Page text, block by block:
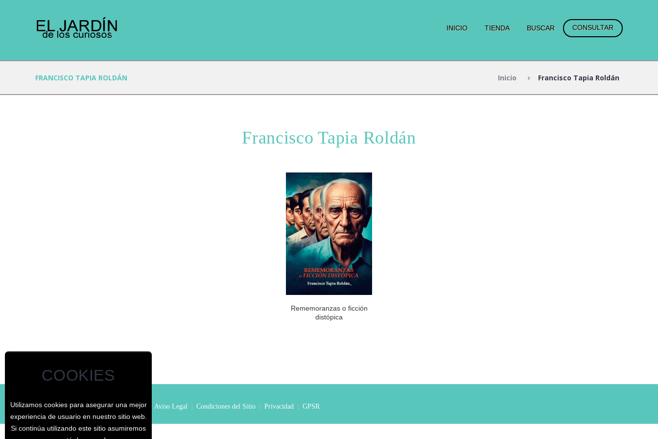
COOKIES
Utilizamos cookies para asegurar una mejor
experiencia de usuario en nuestro sitio web.
Si continúa utilizando este sitio asumiremos
INICIO TIENDA BUSCAR CONSULTAR
FRANCISCO TAPIA ROLDÁN Inicio Francisco Tapia Roldán
Francisco Tapia Roldán
Rememoranzas o ficción
distópica
© - El Jardín de los Curiosos | Inicio Aviso Legal Condiciones del Sitio Privacidad GPSR